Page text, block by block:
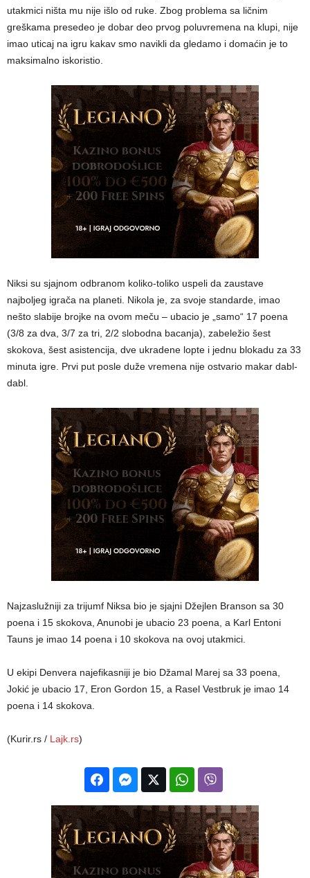
utakmici ništa mu nije išlo od ruke. Zbog problema sa ličnim
greškama presedeo je dobar deo prvog poluvremena na klupi, nije
imao uticaj na igru kakav smo navikli da gledamo i domaćin je to
maksimalno iskoristio.
Niksi su sjajnom odbranom koliko-toliko uspeli da zaustave
najboljeg igrača na planeti. Nikola je, za svoje standarde, imao
nešto slabije brojke na ovom meču – ubacio je „samo“ 17 poena
(3/8 za dva, 3/7 za tri, 2/2 slobodna bacanja), zabeležio šest
skokova, šest asistencija, dve ukradene lopte i jednu blokadu za 33
minuta igre. Prvi put posle duže vremena nije ostvario makar dabl-
dabl.
Najzaslužniji za trijumf Niksa bio je sjajni Džejlen Branson sa 30
poena i 15 skokova, Anunobi je ubacio 23 poena, a Karl Entoni
Tauns je imao 14 poena i 10 skokova na ovoj utakmici.
U ekipi Denvera najefikasniji je bio Džamal Marej sa 33 poena,
Jokić je ubacio 17, Eron Gordon 15, a Rasel Vestbruk je imao 14
poena i 14 skokova.
(Kurir.rs / Lajk.rs)